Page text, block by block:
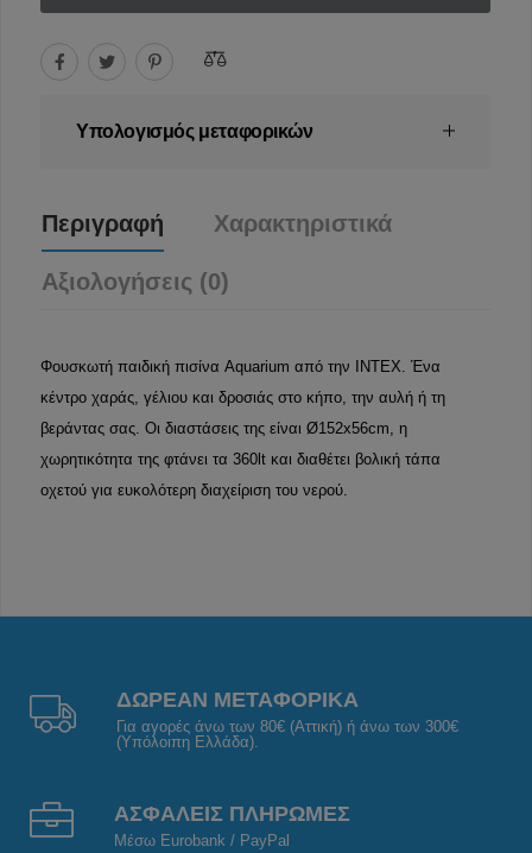
Υπολογισμός μεταφορικών
Περιγραφή Χαρακτηριστικά
Αξιολογήσεις (0)
Φουσκωτή παιδική πισίνα Aquarium από την INTEX. Ένα
κέντρο χαράς, γέλιου και δροσιάς στο κήπο, την αυλή ή τη
βεράντας σας. Οι διαστάσεις της είναι Ø152x56cm, η
χωρητικότητα της φτάνει τα 360lt και διαθέτει βολική τάπα
οχετού για ευκολότερη διαχείριση του νερού.
ΔΩΡΕΑΝ ΜΕΤΑΦΟΡΙΚΑ
Για αγορές άνω των 80€ (Αττική) ή άνω των 300€
(Υπόλοιπη Ελλάδα).
ΑΣΦΑΛΕΙΣ ΠΛΗΡΩΜΕΣ
Μέσω Eurobank / PayPal